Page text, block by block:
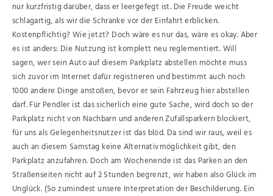
nur kurzfristig darüber, dass er leergefegt ist. Die Freude weicht
schlagartig, als wir die Schranke vor der Einfahrt erblicken.
Kostenpflichtig? Wie jetzt? Doch wäre es nur das, wäre es okay. Aber
es ist anders: Die Nutzung ist komplett neu reglementiert. Will
sagen, wer sein Auto auf diesem Parkplatz abstellen möchte muss
sich zuvor im Internet dafür registrieren und bestimmt auch noch
1000 andere Dinge anstoßen, bevor er sein Fahrzeug hier abstellen
darf. Für Pendler ist das sicherlich eine gute Sache, wird doch so der
Parkplatz nicht von Nachbarn und anderen Zufallsparkern blockiert,
für uns als Gelegenheitsnutzer ist das blöd. Da sind wir raus, weil es
auch an diesem Samstag keine Alternativmöglichkeit gibt, den
Parkplatz anzufahren. Doch am Wochenende ist das Parken an den
Straßenseiten nicht auf 2 Stunden begrenzt, wir haben also Glück im
Unglück. (So zumindest unsere Interpretation der Beschilderung. Ein